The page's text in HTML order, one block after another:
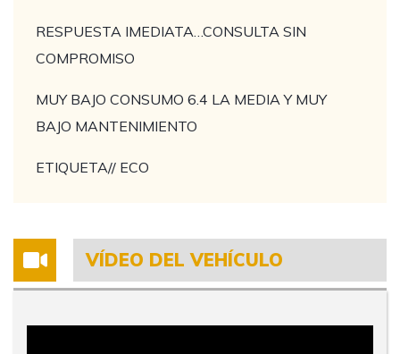
RESPUESTA IMEDIATA…CONSULTA SIN
COMPROMISO
MUY BAJO CONSUMO 6.4 LA MEDIA Y MUY
BAJO MANTENIMIENTO
ETIQUETA// ECO
VÍDEO DEL VEHÍCULO